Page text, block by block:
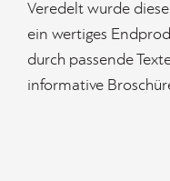
Veredelt wurde
ein wertiges
durch passende
informative